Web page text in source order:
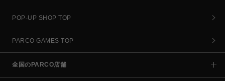
POP-UP SHOP TOP
PARCO GAMES TOP
全国のPARCO店舗